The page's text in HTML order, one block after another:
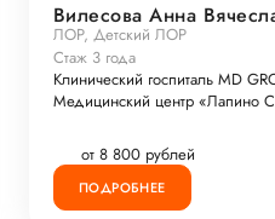
Вилесова Анна
ЛОР, Детский ЛОР
Стаж 3 года
Клинический госпиталь MD
Медицинский центр «Лапино
от 8 800 рублей
ПОДРОБНЕЕ